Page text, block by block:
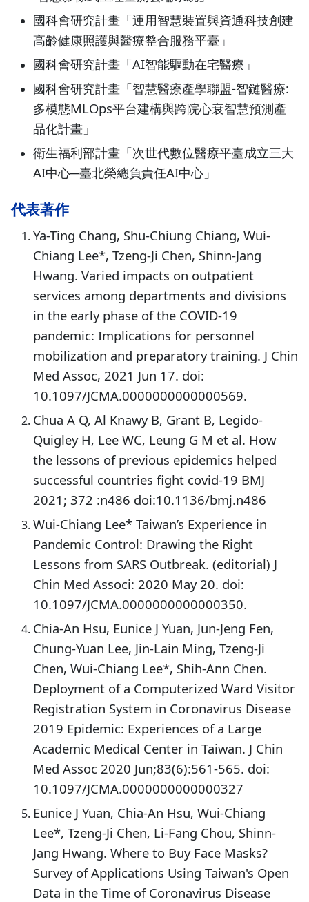
國科會研究計畫「運用智慧裝置與資通科技創建
高齡健康照護與醫療整合服務平臺」
國科會研究計畫「AI智能驅動在宅醫療」
國科會研究計畫「智慧醫療產學聯盟-智鏈醫療:
多模態MLOps平台建構與跨院心衰智慧預測產
品化計畫」
衛生福利部計畫「次世代數位醫療平臺成立三大
AI中心─臺北榮總負責任AI中心」
代表著作
Ya-Ting Chang, Shu-Chiung Chiang, Wui-
Chiang Lee*, Tzeng-Ji Chen, Shinn-Jang
Hwang. Varied impacts on outpatient
services among departments and divisions
in the early phase of the COVID-19
pandemic: Implications for personnel
mobilization and preparatory training. J Chin
Med Assoc, 2021 Jun 17. doi:
10.1097/JCMA.0000000000000569.
Chua A Q, Al Knawy B, Grant B, Legido-
Quigley H, Lee WC, Leung G M et al. How
the lessons of previous epidemics helped
successful countries fight covid-19 BMJ
2021; 372 :n486 doi:10.1136/bmj.n486
Wui-Chiang Lee* Taiwan’s Experience in
Pandemic Control: Drawing the Right
Lessons from SARS Outbreak. (editorial) J
Chin Med Associ: 2020 May 20. doi:
10.1097/JCMA.0000000000000350.
Chia-An Hsu, Eunice J Yuan, Jun-Jeng Fen,
Chung-Yuan Lee, Jin-Lain Ming, Tzeng-Ji
Chen, Wui-Chiang Lee*, Shih-Ann Chen.
Deployment of a Computerized Ward Visitor
Registration System in Coronavirus Disease
2019 Epidemic: Experiences of a Large
Academic Medical Center in Taiwan. J Chin
Med Assoc 2020 Jun;83(6):561-565. doi:
10.1097/JCMA.0000000000000327
Eunice J Yuan, Chia-An Hsu, Wui-Chiang
Lee*, Tzeng-Ji Chen, Li-Fang Chou, Shinn-
Jang Hwang. Where to Buy Face Masks?
Survey of Applications Using Taiwan's Open
Data in the Time of Coronavirus Disease